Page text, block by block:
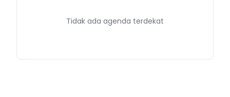
Tidak ada agenda terdekat